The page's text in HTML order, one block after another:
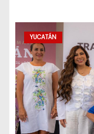
YUCATÁN